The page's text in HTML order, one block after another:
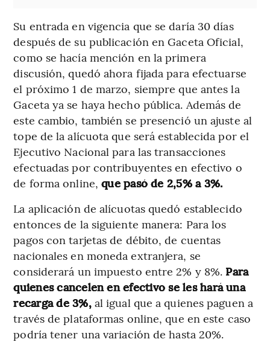
Su entrada en vigencia que se daría 30 días
después de su publicación en Gaceta Oficial,
como se hacía mención en la primera
discusión, quedó ahora fijada para efectuarse
el próximo 1 de marzo, siempre que antes la
Gaceta ya se haya hecho pública. Además de
este cambio, también se presenció un ajuste al
tope de la alícuota que será establecida por el
Ejecutivo Nacional para las transacciones
efectuadas por contribuyentes en efectivo o
de forma online,que pasó de 2,5% a 3%.
La aplicación de alícuotas quedó establecido
entonces de la siguiente manera: Para los
pagos con tarjetas de débito, de cuentas
nacionales en moneda extranjera, se
considerará un impuesto entre 2% y 8%. Para
quienes cancelen en efectivo se les hará una
recarga de 3%,al igual que a quienes paguen a
través de plataformas online, que en este caso
podría tener una variación de hasta 20%.